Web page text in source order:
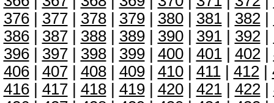
376| 377| 378| 379| 380| 381| 382|
386| 387| 388| 389| 390| 391| 392|
396| 397| 398| 399| 400| 401| 402|
406| 407| 408| 409| 410| 411| 412|
416| 417| 418| 419| 420| 421| 422|